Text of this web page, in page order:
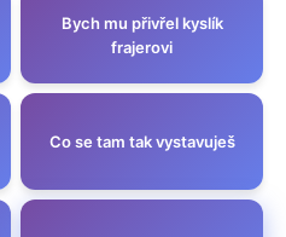
Bych mu přivřel kyslík
frajerovi
Co se tam tak vystavuješ